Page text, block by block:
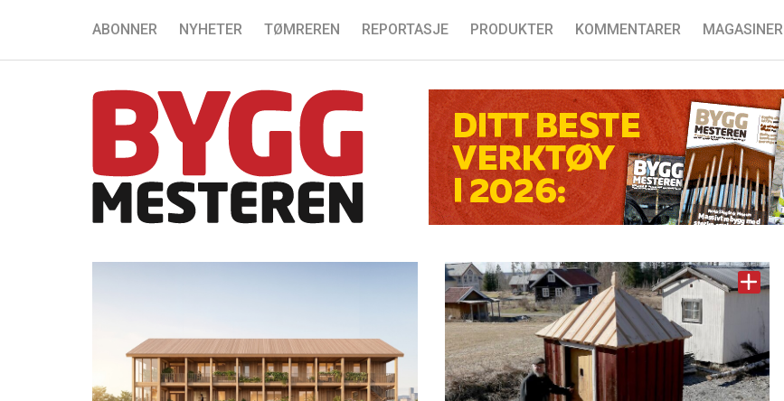
ABONNER NYHETER TØMREREN REPORTASJE PRODUKTER KOMMENTARER MAGASINER